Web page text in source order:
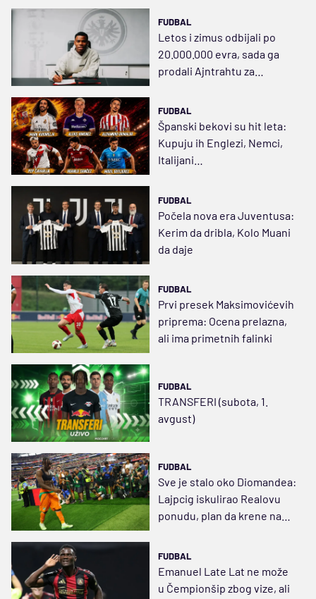
FUDBAL
Letos i zimus odbijali po
20.000.000 evra, sada ga
prodali Ajntrahtu za
FUDBAL
Španski bekovi su hit leta:
Kupuju ih Englezi, Nemci,
Italijani…
FUDBAL
Počela nova era Juventusa:
Kerim da dribla, Kolo Muani
da daje
FUDBAL
Prvi presek Maksimovićevih
priprema: Ocena prelazna,
ali ima primetnih falinki
FUDBAL
TRANSFERI (subota, 1.
avgust)
FUDBAL
Sve je stalo oko Diomandea:
Lajpcig iskulirao Realovu
ponudu, plan da krene na
FUDBAL
Emanuel Late Lat ne može
u Čempionšip zbog vize, ali